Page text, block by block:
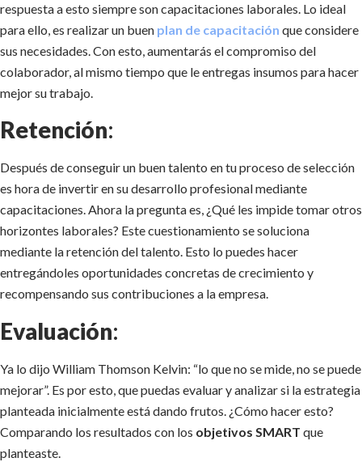
respuesta a esto siempre son capacitaciones laborales. Lo ideal
para ello, es realizar un buen plan de capacitación que considere
sus necesidades. Con esto, aumentarás el compromiso del
colaborador, al mismo tiempo que le entregas insumos para hacer
mejor su trabajo.
Retención:
Después de conseguir un buen talento en tu proceso de selección
es hora de invertir en su desarrollo profesional mediante
capacitaciones. Ahora la pregunta es, ¿Qué les impide tomar otros
horizontes laborales? Este cuestionamiento se soluciona
mediante la retención del talento. Esto lo puedes hacer
entregándoles oportunidades concretas de crecimiento y
recompensando sus contribuciones a la empresa.
Evaluación:
Ya lo dijo William Thomson Kelvin: “lo que no se mide, no se puede
mejorar”. Es por esto, que puedas evaluar y analizar si la estrategia
planteada inicialmente está dando frutos. ¿Cómo hacer esto?
Comparando los resultados con los objetivos SMART que
planteaste.